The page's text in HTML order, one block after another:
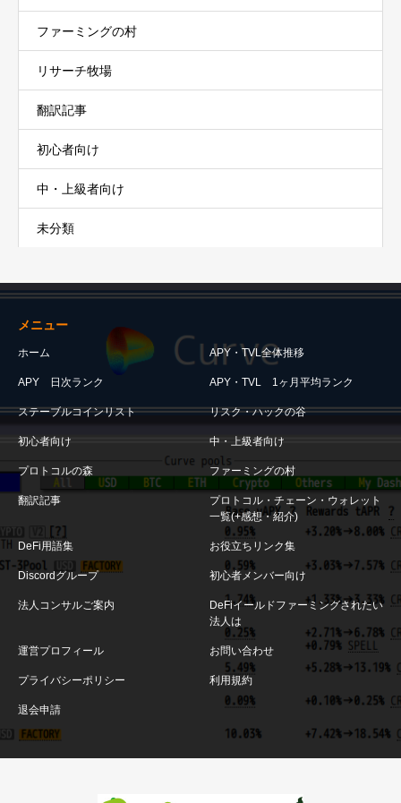
ファーミングの村
リサーチ牧場
翻訳記事
初心者向け
中・上級者向け
未分類
メニュー
ホーム APY・TVL全体推移
APY 日次ランク APY・TVL 1ヶ月平均ランク
ステーブルコインリスト リスク・ハックの谷
初心者向け 中・上級者向け
プロトコルの森 ファーミングの村
翻訳記事
プロトコル・チェーン・ウォレット
一覧(+感想・紹介)
DeFi用語集 お役立ちリンク集
Discordグループ 初心者メンバー向け
法人コンサルご案内
DeFiイールドファーミングされたい
法人は
運営プロフィール お問い合わせ
プライバシーポリシー 利用規約
退会申請